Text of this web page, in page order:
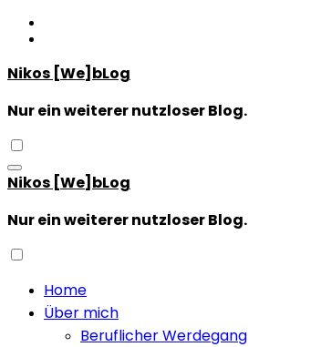
Zum
Inhalt
Nikos [We]bLog
Nur ein weiterer nutzloser Blog.
Nikos [We]bLog
Nur ein weiterer nutzloser Blog.
Home
Über mich
Beruflicher Werdegang